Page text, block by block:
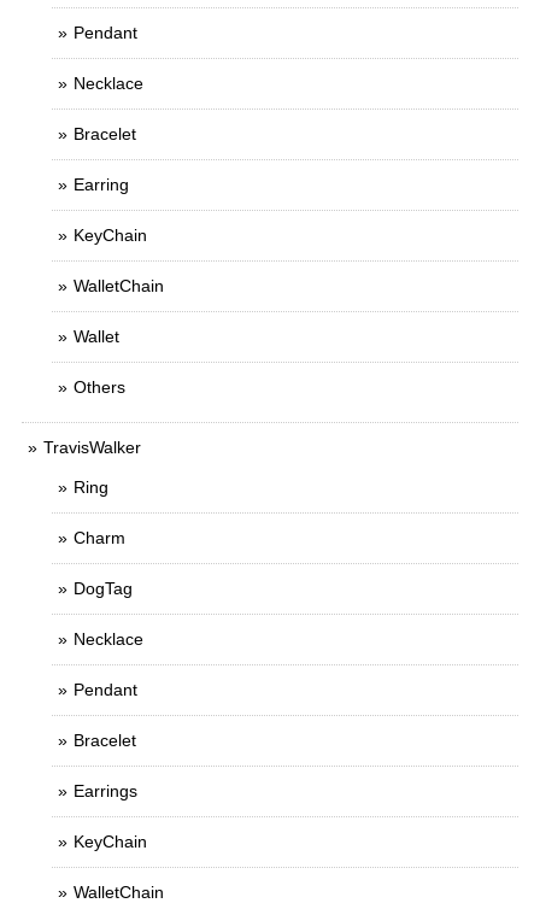
Pendant
Necklace
Bracelet
Earring
KeyChain
WalletChain
Wallet
Others
TravisWalker
Ring
Charm
DogTag
Necklace
Pendant
Bracelet
Earrings
KeyChain
WalletChain